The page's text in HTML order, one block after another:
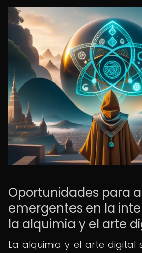
Oportunidades para
emergentes en la
la alquimia y el arte
La alquimia y el arte digital